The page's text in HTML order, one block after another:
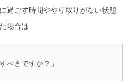
過ごす時間ややり取りがない状態
場合は
べきですか？」